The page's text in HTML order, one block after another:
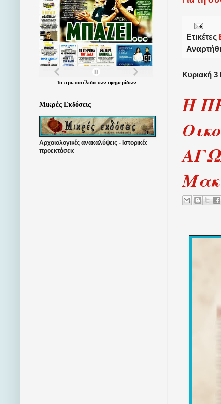
Ετικέτες
Κυριακή 3
Η
Τα πρωτοσέλιδατων εφημερίδων
Μικρές Εκδόσεις
Αρχαιολογικές ανακαλύψεις - Ιστορικές
προεκτάσεις